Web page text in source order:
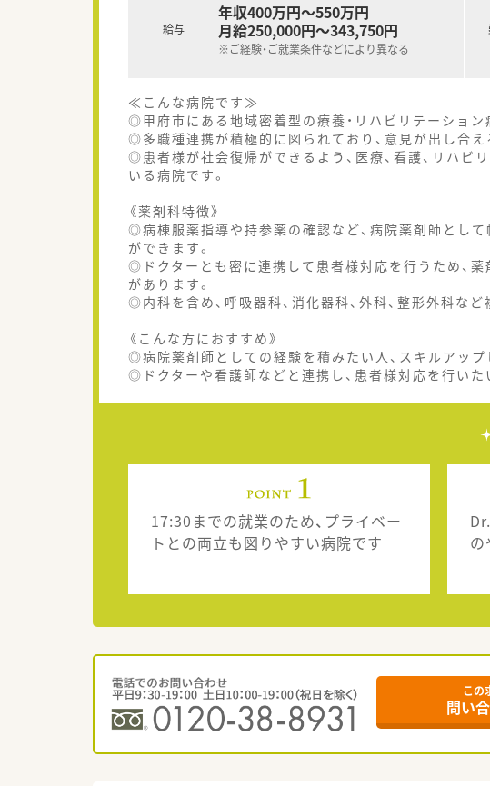
給与
年収400万円～550万円
月給250,000円～343,750円
※ご経験・ご就業条件などにより異なる
≪こんな病院です≫
◎甲府市にある地域密着型の療養・リハビリテーション
◎多職種連携が積極的に図られており、意見が出し合え
◎患者様が社会復帰ができるよう、医療、看護、リハビ
いる病院です。
《薬剤科特徴》
◎病棟服薬指導や持参薬の確認など、病院薬剤師とし
ができます。
◎ドクターとも密に連携して患者様対応を行うため、
があります。
◎内科を含め、呼吸器科、消化器科、外科、整形外科な
《こんな方におすすめ》
◎病院薬剤師としての経験を積みたい人、スキルアップ
◎ドクターや看護師などと連携し、患者様対応を行いた
17:30までの就業のため、プライベー
トとの両立も図りやすい病院です
この
問い